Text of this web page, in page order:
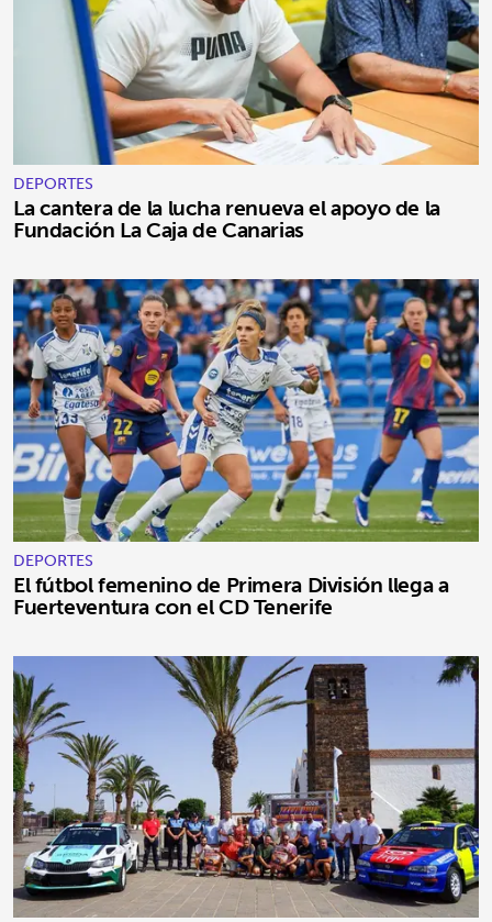
DEPORTES
La cantera de la lucha renueva el apoyo de la
Fundación La Caja de Canarias
DEPORTES
El fútbol femenino de Primera División llega a
Fuerteventura con el CD Tenerife